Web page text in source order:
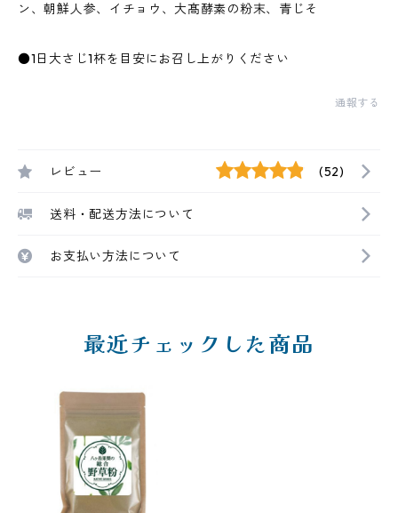
ン、朝鮮人参、イチョウ、大髙酵素の粉末、青じそ
●1日大さじ1杯を目安にお召し上がりください
通報する
レビュー (52)
送料・配送方法について
お支払い方法について
最近チェックした商品